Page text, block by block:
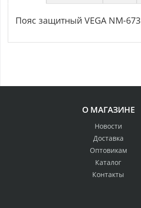
Пояс защитный VEGA NM-673
О МАГАЗИНЕ
Новости
Доставка
Оптовикам
Каталог
Контакты